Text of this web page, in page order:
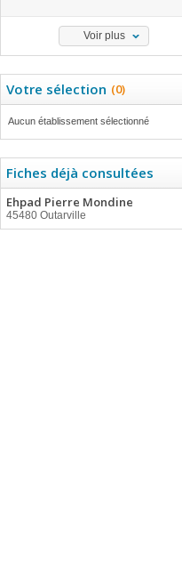
Voir plus
Votre sélection (0)
Aucun établissement sélectionné
Fiches déjà consultées
Ehpad Pierre Mondine
45480 Outarville